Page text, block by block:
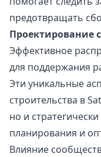
предотвращать
Проектирование
Эффективное
для поддержания
Эти уникальные
строительства в
но и
планирования и
Влияние